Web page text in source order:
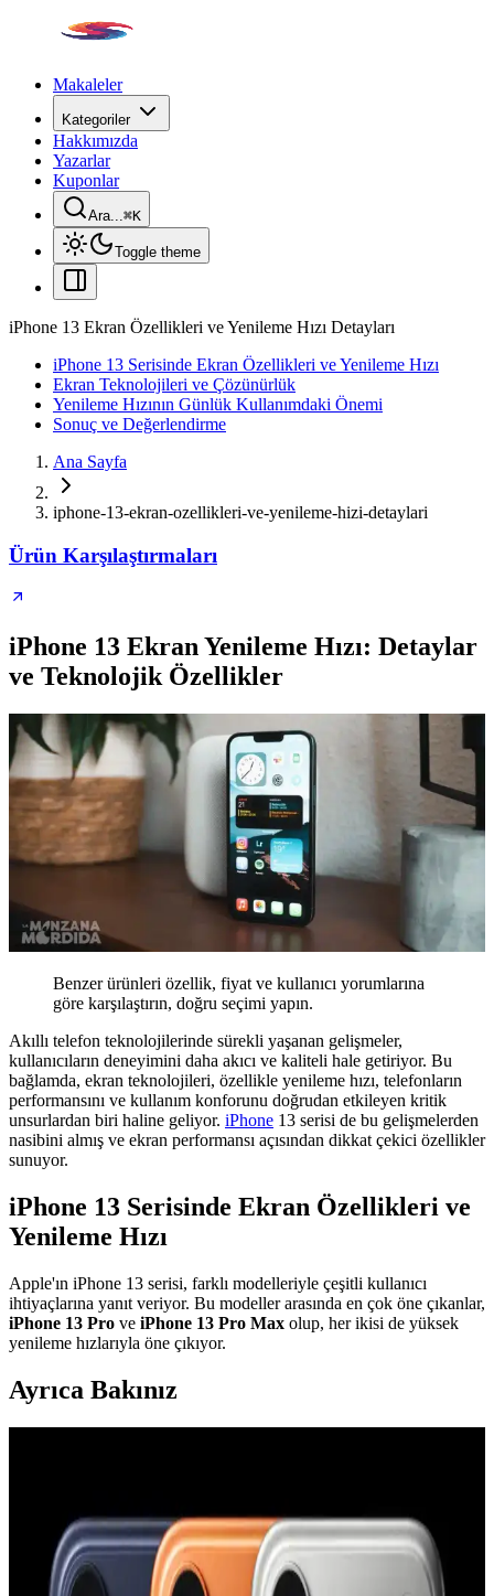
Makaleler
Kategoriler
Hakkımızda
Yazarlar
Kuponlar
Ara...⌘K
Toggle theme
iPhone 13 Ekran Özellikleri ve Yenileme Hızı Detayları
iPhone 13 Serisinde Ekran Özellikleri ve Yenileme Hızı
Ekran Teknolojileri ve Çözünürlük
Yenileme Hızının Günlük Kullanımdaki Önemi
Sonuç ve Değerlendirme
Ana Sayfa
iphone-13-ekran-ozellikleri-ve-yenileme-hizi-detaylari
Ürün Karşılaştırmaları
iPhone 13 Ekran Yenileme Hızı: Detaylar
ve Teknolojik Özellikler
Benzer ürünleri özellik, fiyat ve kullanıcı yorumlarına
göre karşılaştırın, doğru seçimi yapın.
Akıllı telefon teknolojilerinde sürekli yaşanan gelişmeler,
kullanıcıların deneyimini daha akıcı ve kaliteli hale getiriyor. Bu
bağlamda, ekran teknolojileri, özellikle yenileme hızı, telefonların
performansını ve kullanım konforunu doğrudan etkileyen kritik
unsurlardan biri haline geliyor. iPhone 13 serisi de bu gelişmelerden
nasibini almış ve ekran performansı açısından dikkat çekici özellikler
sunuyor.
iPhone 13 Serisinde Ekran Özellikleri ve
Yenileme Hızı
Apple'ın iPhone 13 serisi, farklı modelleriyle çeşitli kullanıcı
ihtiyaçlarına yanıt veriyor. Bu modeller arasında en çok öne çıkanlar,
iPhone 13 Pro ve iPhone 13 Pro Max olup, her ikisi de yüksek
yenileme hızlarıyla öne çıkıyor.
Ayrıca Bakınız
YoungKit iPhone 14 Pro Max kılıfı, dayanıklı malzeme ve şeffaf
tasarımıyla üstün koruma sağlar, estetik ve fonksiyonelliği bir arada
sunar, çevre dostudur ve manyetik şarj uyumludur.